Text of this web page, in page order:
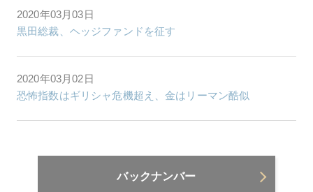
2020年03月03日
黒田総裁、ヘッジファンドを征す
2020年03月02日
恐怖指数はギリシャ危機超え、金はリーマン酷似
バックナンバー